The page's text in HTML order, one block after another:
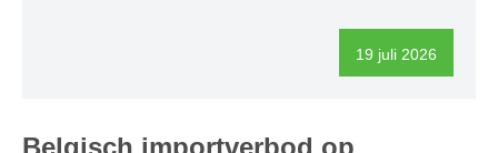
19 juli 2026
Belgisch importverbod op